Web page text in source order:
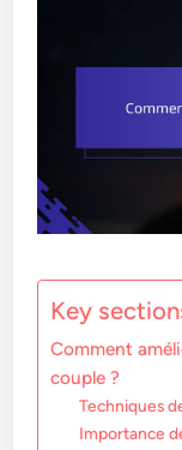
Key
Comment
couple ?
Techniques
Importance